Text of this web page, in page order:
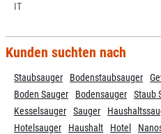
IT
Kunden suchten nach
Staubsauger Bodenstaubsauger
Boden Sauger
Bodensauger Staub
Kesselsauger
Sauger
Hotelsauger
Haushalt Hotel